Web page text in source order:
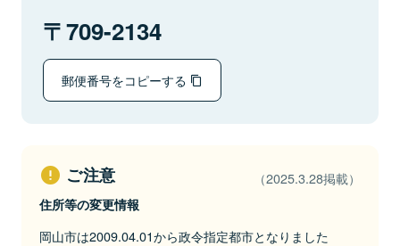
709-2134
郵便番号をコピーする
ご注意 （2025.3.28掲載）
住所等の変更情報
岡山市は2009.04.01から政令指定都市となりました